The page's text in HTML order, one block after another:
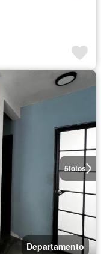
5fotos
Departamento